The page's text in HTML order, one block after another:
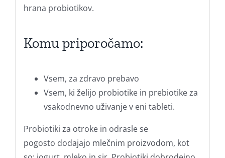
hrana probiotikov.
Komu priporočamo:
Vsem, za zdravo prebavo
Vsem, ki želijo probiotike in prebiotike za
vsakodnevno uživanje v eni tableti.
Probiotiki za otroke in odrasle se
pogosto dodajajo mlečnim proizvodom, kot